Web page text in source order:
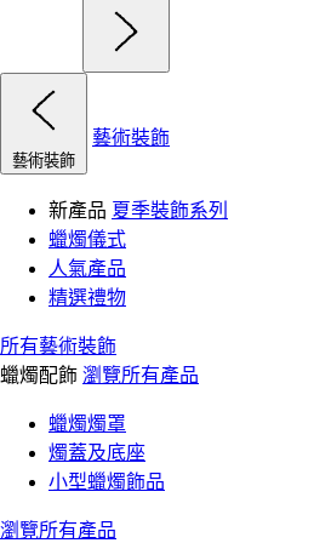
藝術裝飾
藝術裝飾
新產品 夏季裝飾系列
蠟燭儀式
人氣產品
精選禮物
所有藝術裝飾
蠟燭配飾 瀏覽所有產品
蠟燭燭罩
燭蓋及底座
小型蠟燭飾品
瀏覽所有產品